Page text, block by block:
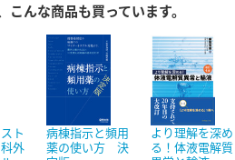
んな商品も買っています。
ト
外
病棟指示と頻用
薬の使い方 決
より理解を深め
る！体液電解質